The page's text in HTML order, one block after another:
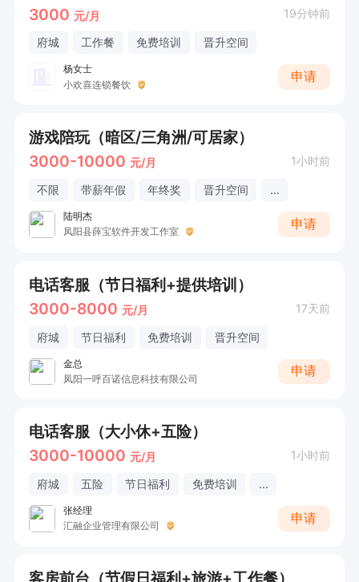
3000 元/月 19分钟前
府城 工作餐 免费培训 晋升空间
杨女士
小欢喜连锁餐饮
申请
游戏陪玩（暗区/三角洲/可居家）
3000-10000 元/月 1小时前
不限 带薪年假 年终奖 晋升空间 ...
陆明杰
凤阳县薛宝软件开发工作室
申请
电话客服（节日福利+提供培训）
3000-8000 元/月 17天前
府城 节日福利 免费培训 晋升空间
金总
凤阳一呼百诺信息科技有限公司
申请
电话客服（大小休+五险）
3000-10000 元/月 1小时前
府城 五险 节日福利 免费培训 ...
张经理
汇融企业管理有限公司
申请